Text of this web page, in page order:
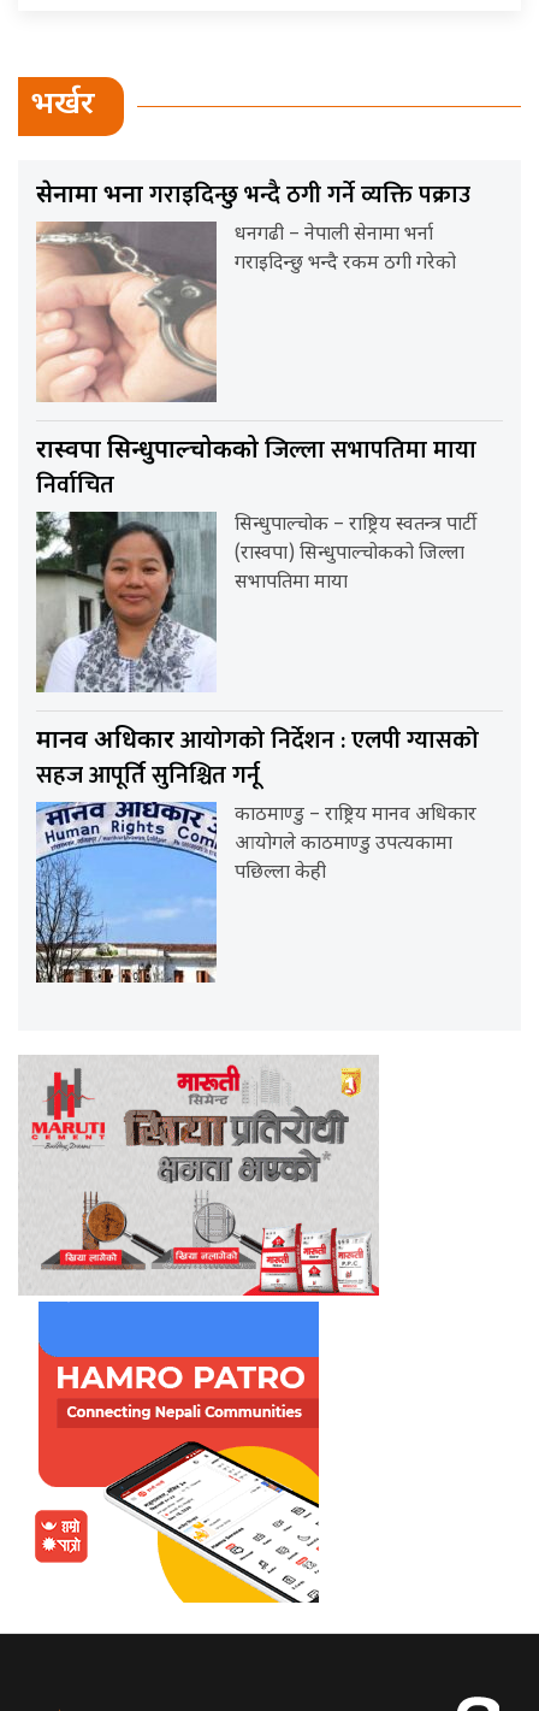
भर्खर
सेनामा भर्नागराइदिन्छु भन्दै ठगी गर्ने व्यक्ति पक्राउ
धनगढी – नेपाली सेनामा भर्ना
गराइदिन्छु भन्दै रकम ठगी गरेको
रास्वपा सिन्धुपाल्चोककोजिल्ला सभापतिमा माया
निर्वाचित
सिन्धुपाल्चोक – राष्ट्रिय स्वतन्त्र पार्टी
(रास्वपा) सिन्धुपाल्चोकको जिल्ला
सभापतिमा माया
मानव अधिकारआयोगको निर्देशन : एलपी ग्यासको
सहज आपूर्ति सुनिश्चित गर्नू
काठमाण्डु – राष्ट्रिय मानव अधिकार
आयोगले काठमाण्डु उपत्यकामा
पछिल्ला केही